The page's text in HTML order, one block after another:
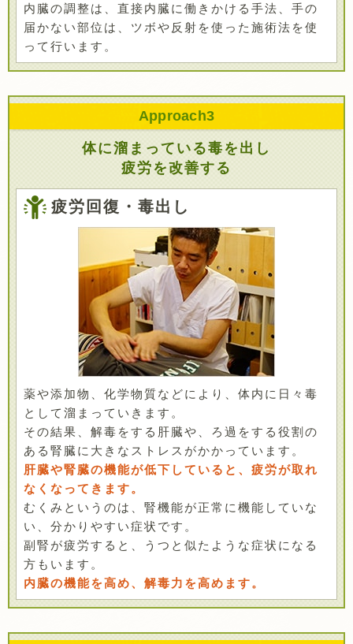
内臓の調整は、直接内臓に働きかける手法、手の
届かない部位は、ツボや反射を使った施術法を使
って行います。
Approach3
体に溜まっている毒を出し
疲労を改善する
疲労回復・毒出し
薬や添加物、化学物質などにより、体内に日々毒
として溜まっていきます。
その結果、解毒をする肝臓や、ろ過をする役割の
ある腎臓に大きなストレスがかかっています。
肝臓や腎臓の機能が低下していると、疲労が取れ
なくなってきます。
むくみというのは、腎機能が正常に機能していな
い、分かりやすい症状です。
副腎が疲労すると、うつと似たような症状になる
方もいます。
内臓の機能を高め、解毒力を高めます。